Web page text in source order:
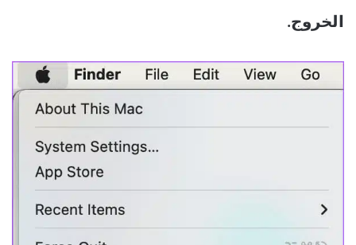
الخروج.